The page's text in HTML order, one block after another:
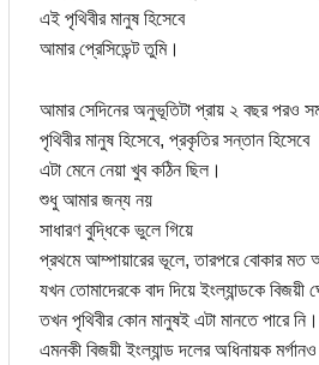
এই পৃথিবীর মানুষ হিসেবে
আমার প্রেসিডেন্ট তুমি।
আমার সেদিনের অনুভূতিটা প্রায় ২ বছর পরও
পৃথিবীর মানুষ হিসেবে, প্রকৃতির সন্তান হিসেবে
এটা মেনে নেয়া খুব কঠিন ছিল।
শুধু আমার জন্য নয়
সাধারণ বুদ্ধিকে ভুলে গিয়ে
প্রথমে আম্পায়ারের ভূলে, তারপরে বোকার মত
যখন তোমাদেরকে বাদ দিয়ে ইংল্যান্ডকে বিজয়ী
তখন পৃথিবীর কোন মানুষই এটা মানতে পারে নি।
এমনকী বিজয়ী ইংল্যান্ড দলের অধিনায়ক